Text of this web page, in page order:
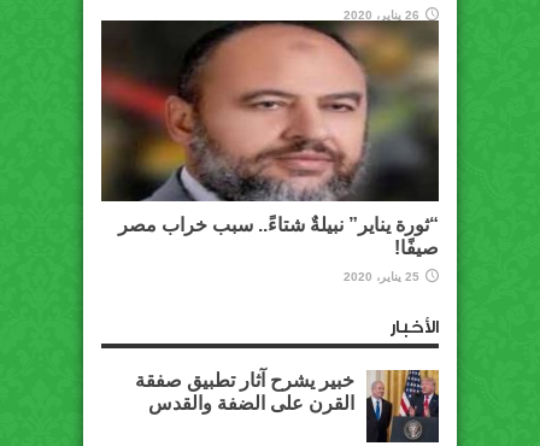
26 يناير، 2020
“ثورة يناير” نبيلةٌ شتاءً.. سبب خراب مصر
صيفًا!
25 يناير، 2020
الأخبار
خبير يشرح آثار تطبيق صفقة
القرن على الضفة والقدس